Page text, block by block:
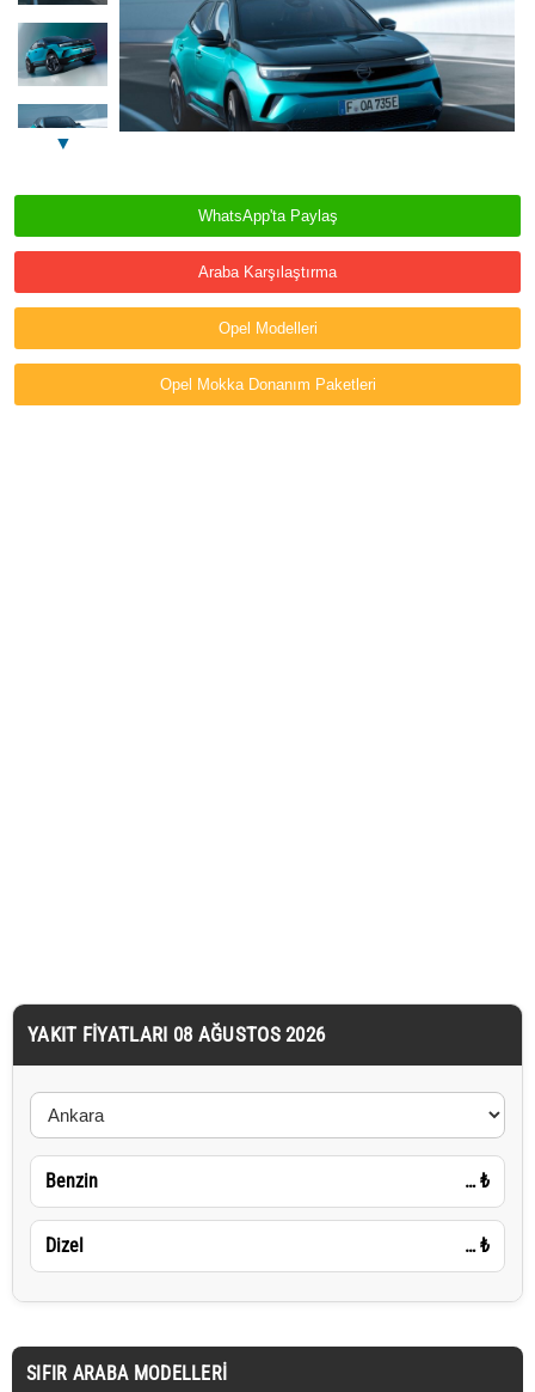
▼
WhatsApp'ta Paylaş
Araba Karşılaştırma
Opel Modelleri
Opel Mokka Donanım Paketleri
YAKIT FIYATLARI 08 AĞUSTOS 2026
Benzin … ₺
Dizel … ₺
SIFIR ARABA MODELLERI